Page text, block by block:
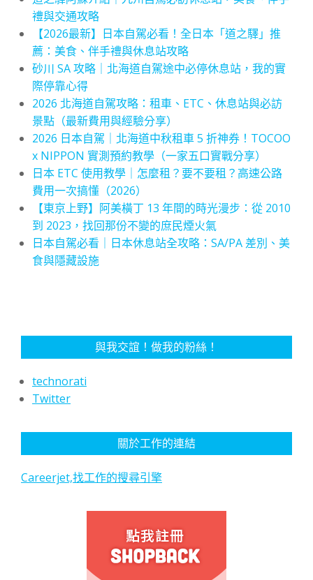
禮與交通攻略
【2026最新】日本自駕必看！全日本「道之驛」推
薦：美食、伴手禮與休息站攻略
砂川 SA 攻略｜北海道自駕途中必停休息站，我的實
際停靠心得
2026 北海道自駕攻略：租車、ETC、休息站與必訪
景點（最新費用與經驗分享）
2026 日本自駕｜北海道中秋租車 5 折神券！TOCOO
x NIPPON 實測預約教學（一家五口實戰分享）
日本 ETC 使用教學｜怎麼租？要不要租？高速公路
費用一次搞懂（2026）
【東京上野】阿美橫丁 13 年間的時光漫步：從 2010
到 2023，找回那份不變的庶民煙火氣
日本自駕必看｜日本休息站全攻略：SA/PA 差別、美
食與隱藏設施
與我交誼！做我的粉絲！
technorati
Twitter
關於工作的連結
Careerjet,找工作的搜尋引擎